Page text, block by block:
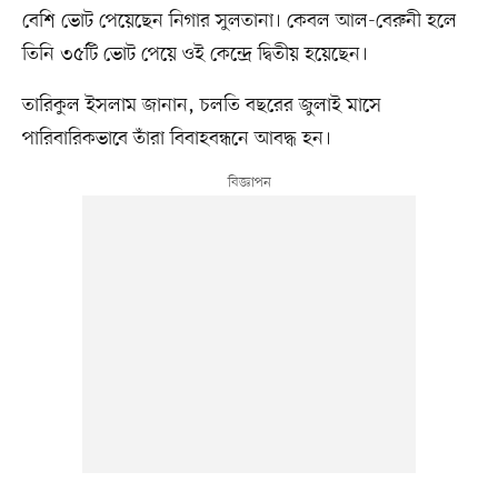
বেশি ভোট পেয়েছেন নিগার সুলতানা। কেবল আল-বেরুনী হলে
তিনি ৩৫টি ভোট পেয়ে ওই কেন্দ্রে দ্বিতীয় হয়েছেন।
তারিকুল ইসলাম জানান, চলতি বছরের জুলাই মাসে
পারিবারিকভাবে তাঁরা বিবাহবন্ধনে আবদ্ধ হন।